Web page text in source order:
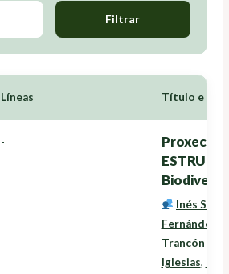
Filtrar
Líneas Título e
-
Proxectos
Inés
Fernández
Trancón
Iglesias,